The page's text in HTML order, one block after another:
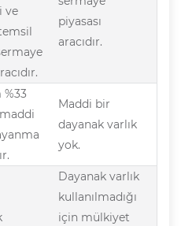
ve
piyasası
aracıdır.
Maddi bir
dayanak varlık
yok.
Dayanak varlık
kullanılmadığı
için mülkiyet